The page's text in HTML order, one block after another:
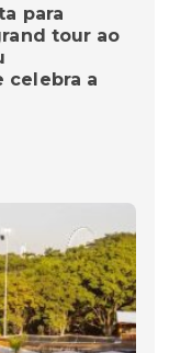
para
tour ao
celebra a